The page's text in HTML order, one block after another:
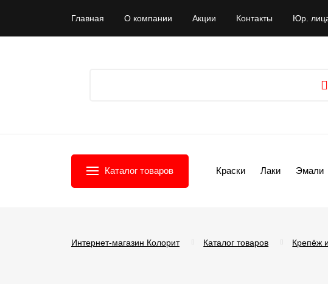
Главная О компании Акции Контакты Юр.
Каталог товаров Краски Лаки Эмали
Интернет-магазин Колорит Каталог товаров Крепёж